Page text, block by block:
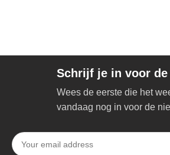
Schrijf je in voor
Wees de eerste die het
vandaag nog in voor de